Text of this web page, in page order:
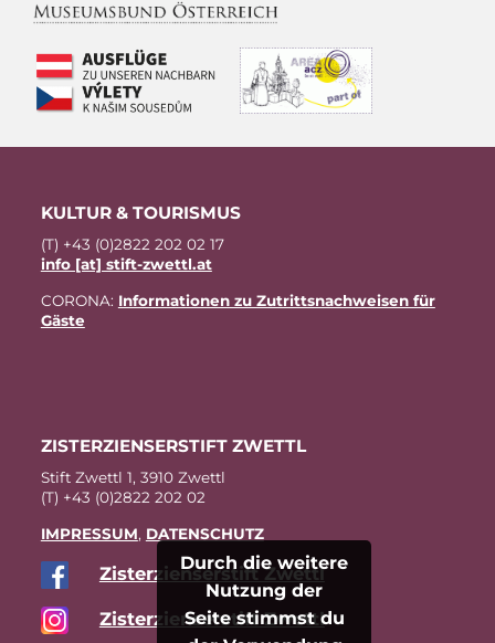
KUL­TUR & TOURISMUS
(T) +43 (0)2822 202 02 17
info [at] stift-zwettl.at
CO­RO­NA: In­for­ma­tio­nen zu Zu­tritts­nach­wei­sen für
Gäste
ZIS­TER­ZI­EN­SER­STIFT ZWETTL
Stift Zwettl 1, 3910 Zwettl
(T) +43 (0)2822 202 02
IM­PRES­SUM, DA­TEN­SCHUTZ
Zis­ter­zi­en­ser­stift Zwettl
Zis­ter­zi­en­ser­stift Zwettl
Durch die weitere
Nutzung der
Seite stimmst du